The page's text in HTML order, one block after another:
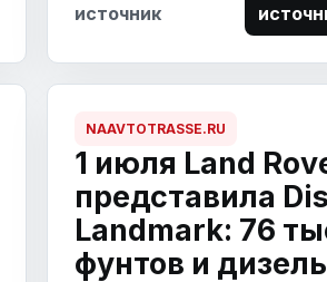
источник
NAAVTOTRASSE.RU
1 июля Land
представила
Landmark: 76
фунтов и